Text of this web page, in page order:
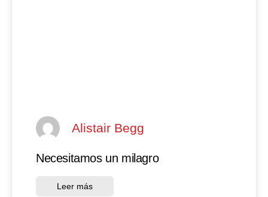
Alistair Begg
Necesitamos un milagro
Leer más